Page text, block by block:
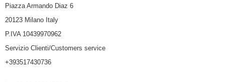
Piazza Armando Diaz 6
20123 Milano Italy
P.IVA 10439970962
Servizio Clienti/Customers service
+393517430736